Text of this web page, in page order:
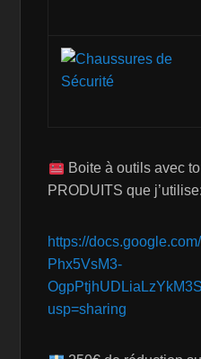
Boite à outils avec
PRODUITS que j’utilise:
https://
Phx5VsM3-
usp=sharing